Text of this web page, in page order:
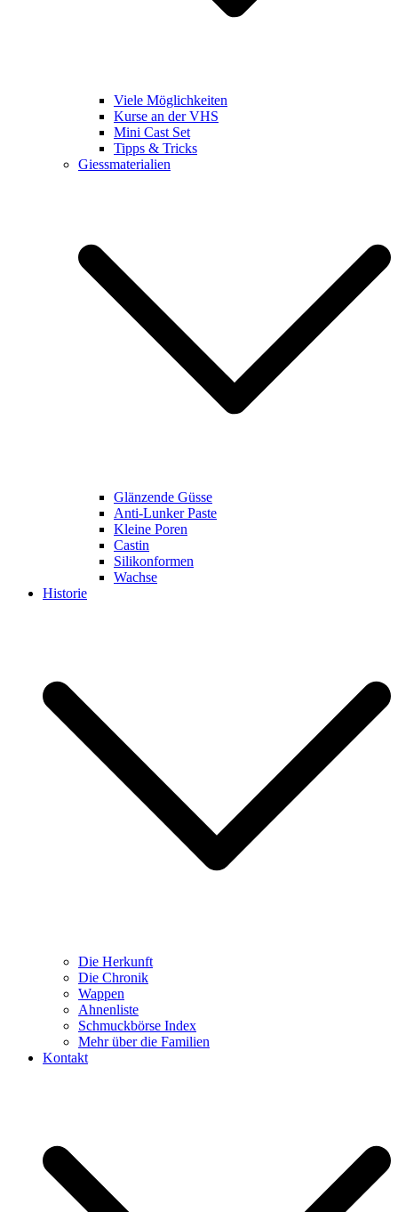
Viele Möglichkeiten
Kurse an der VHS
Mini Cast Set
Tipps & Tricks
Giessmaterialien
Glänzende Güsse
Anti-Lunker Paste
Kleine Poren
Castin
Silikonformen
Wachse
Historie
Die Herkunft
Die Chronik
Wappen
Ahnenliste
Schmuckbörse Index
Mehr über die Familien
Kontakt